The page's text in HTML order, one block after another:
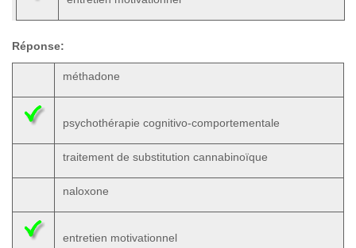
Réponse:
méthadone
psychothérapie cognitivo-comportementale
traitement de substitution cannabinoïque
naloxone
entretien motivationnel